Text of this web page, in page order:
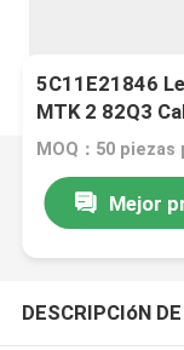
5C11E21846
MTK 2 82Q3
Mejor
DESCRIPCIóN